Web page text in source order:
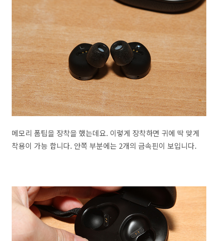
메모리 폼팁을 장착을 했는데요. 이렇게 장착하면 귀에 딱 맞게
착용이 가능 합니다. 안쪽 부분에는 2개의 금속핀이 보입니다.